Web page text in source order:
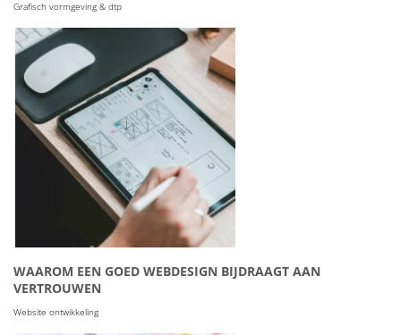
Grafisch vormgeving & dtp
WAAROM EEN GOED WEBDESIGN BIJDRAAGT AAN
VERTROUWEN
Website ontwikkeling